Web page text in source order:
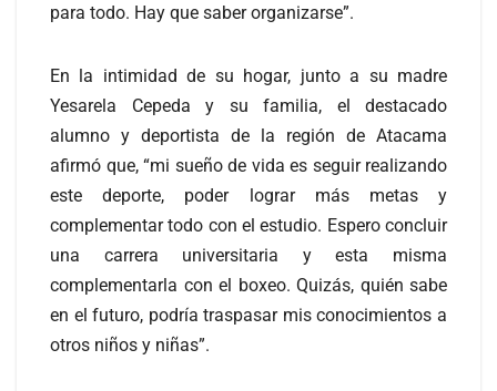
para todo. Hay que saber organizarse”.
En la intimidad de su hogar, junto a su madre
Yesarela Cepeda y su familia, el destacado
alumno y deportista de la región de Atacama
afirmó que, “mi sueño de vida es seguir realizando
este deporte, poder lograr más metas y
complementar todo con el estudio. Espero concluir
una carrera universitaria y esta misma
complementarla con el boxeo. Quizás, quién sabe
en el futuro, podría traspasar mis conocimientos a
otros niños y niñas”.